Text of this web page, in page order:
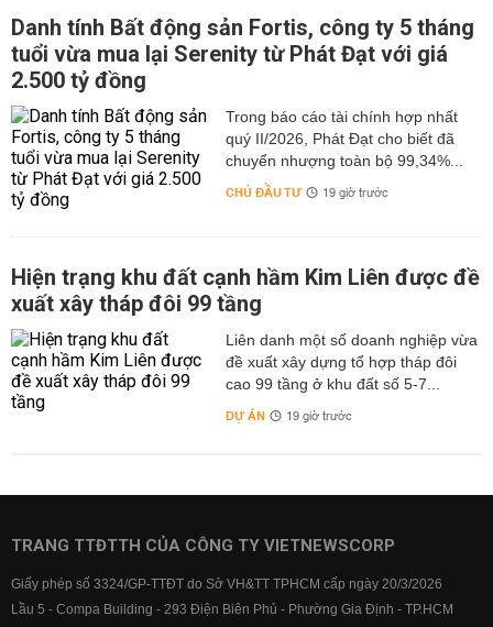
Danh tính Bất động sản Fortis, công ty 5 tháng
tuổi vừa mua lại Serenity từ Phát Đạt với giá
2.500 tỷ đồng
Trong báo cáo tài chính hợp nhất
quý II/2026, Phát Đạt cho biết đã
chuyển nhượng toàn bộ 99,34%...
CHỦ ĐẦU TƯ 19 giờ trước
Hiện trạng khu đất cạnh hầm Kim Liên được đề
xuất xây tháp đôi 99 tầng
Liên danh một số doanh nghiệp vừa
đề xuất xây dựng tổ hợp tháp đôi
cao 99 tầng ở khu đất số 5-7...
DỰ ÁN 19 giờ trước
TRANG TTĐTTH CỦA CÔNG TY VIETNEWSCORP
Giấy phép số 3324/GP-TTĐT do Sở VH&TT TPHCM cấp ngày 20/3/2026
Lầu 5 - Compa Building - 293 Điện Biên Phủ - Phường Gia Định - TP.HCM